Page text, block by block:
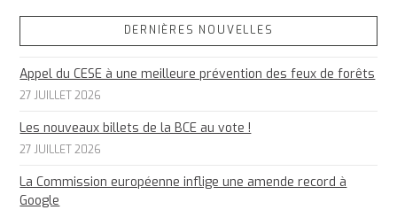
DERNIÈRES NOUVELLES
Appel du CESE à une meilleure prévention des feux de forêts
27 JUILLET 2026
Les nouveaux billets de la BCE au vote !
27 JUILLET 2026
La Commission européenne inflige une amende record à
Google